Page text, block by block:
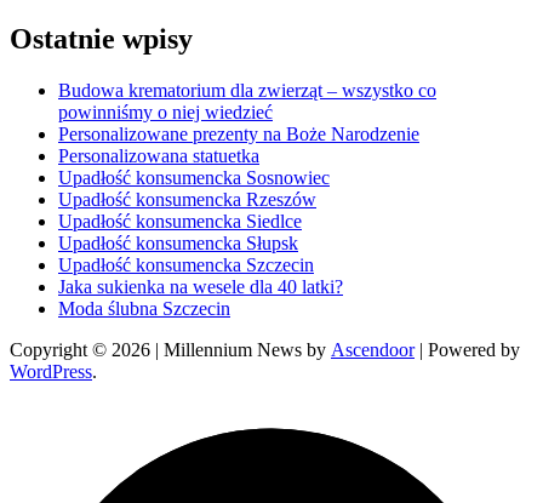
Ostatnie wpisy
Budowa krematorium dla zwierząt – wszystko co
powinniśmy o niej wiedzieć
Personalizowane prezenty na Boże Narodzenie
Personalizowana statuetka
Upadłość konsumencka Sosnowiec
Upadłość konsumencka Rzeszów
Upadłość konsumencka Siedlce
Upadłość konsumencka Słupsk
Upadłość konsumencka Szczecin
Jaka sukienka na wesele dla 40 latki?
Moda ślubna Szczecin
Copyright © 2026 | Millennium News by Ascendoor| Powered by
WordPress.